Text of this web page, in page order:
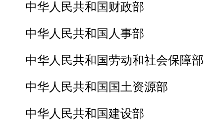
中华人民共和国财政部
中华人民共和国人事部
中华人民共和国劳动和社会保障部
中华人民共和国国土资源部
中华人民共和国建设部